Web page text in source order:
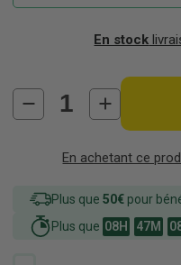
En stock
En achetant ce
Plus que50€ pour
Plus que 08H 47M